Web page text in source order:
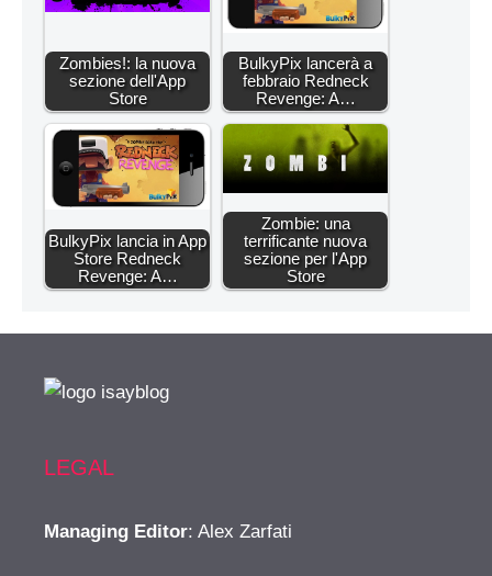
Zombies!: la nuova
sezione dell'App
Store
BulkyPix lancerà a
febbraio Redneck
Revenge: A…
BulkyPix lancia in App
Store Redneck
Revenge: A…
Zombie: una
terrificante nuova
sezione per l'App
Store
LEGAL
Managing Editor: Alex Zarfati